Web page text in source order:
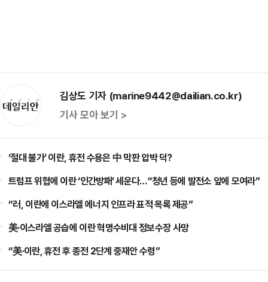
김상도 기자 (marine9442@dailian.co.kr)
기사 모아 보기 >
‘절대 불가’ 이란, 휴전 수용은 中 막판 압박 덕?
트럼프 위협에 이란 ‘인간방패’ 세운다…“청년 등에 발전소 앞에 모여라”
“러, 이란에 이스라엘 에너지 인프라 표적 목록 제공”
美·이스라엘 공습에 이란 혁명수비대 정보수장 사망
“美·이란, 휴전 후 종전 2단계 중재안 수령”